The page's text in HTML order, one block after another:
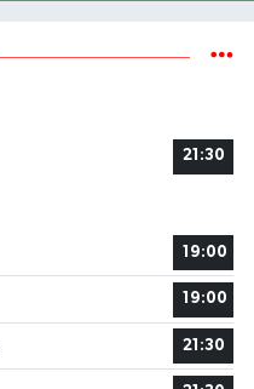
21:30
19:00
19:00
21:30